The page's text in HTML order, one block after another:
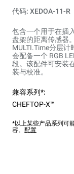
代码: XEDOA-11-R
包含一个用于在插
盘架的距离传感器
MULTI.Time分层
会配备一个 RGB
段。该配件可安装
装与校准。
兼容系列*:
CHEFTOP-X™
*以上某些产品系列可
容。 配置